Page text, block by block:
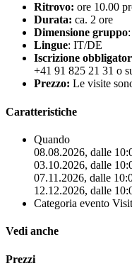
Ritrovo: ore 10.00
Durata: ca. 2 ore
Dimensione gruppo
Lingue: IT/DE
Iscrizione
+41 91 825 21 31 o
Prezzo: Le visite
Caratteristiche
Quando
08.08.2026, dalle
03.10.2026, dalle
07.11.2026, dalle
12.12.2026, dalle
Categoria evento
Vedi anche
Prezzi